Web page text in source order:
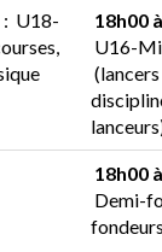
: U18-
18h00
U16-
18h00
Demi-